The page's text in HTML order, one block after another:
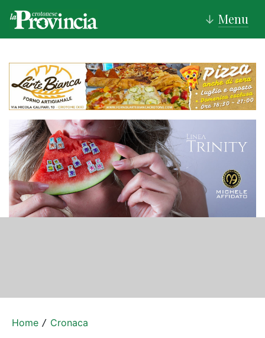
↓ Menu
Home / Cronaca